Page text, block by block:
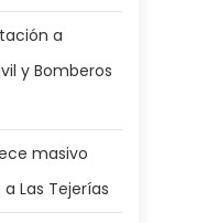
a
y Bomberos
masivo
Las Tejerías